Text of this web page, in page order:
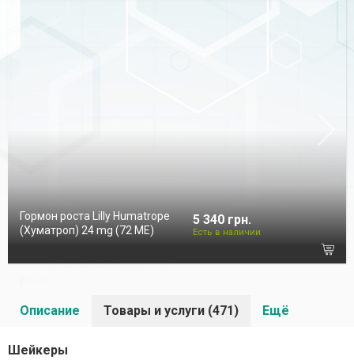
Гормон роста Lilly Humatrope
(Хуматроп) 24 mg (72 МЕ)
5 340 грн.
Есть в наличии
Описание Товары и услуги (471) Ещё
Шейкеры